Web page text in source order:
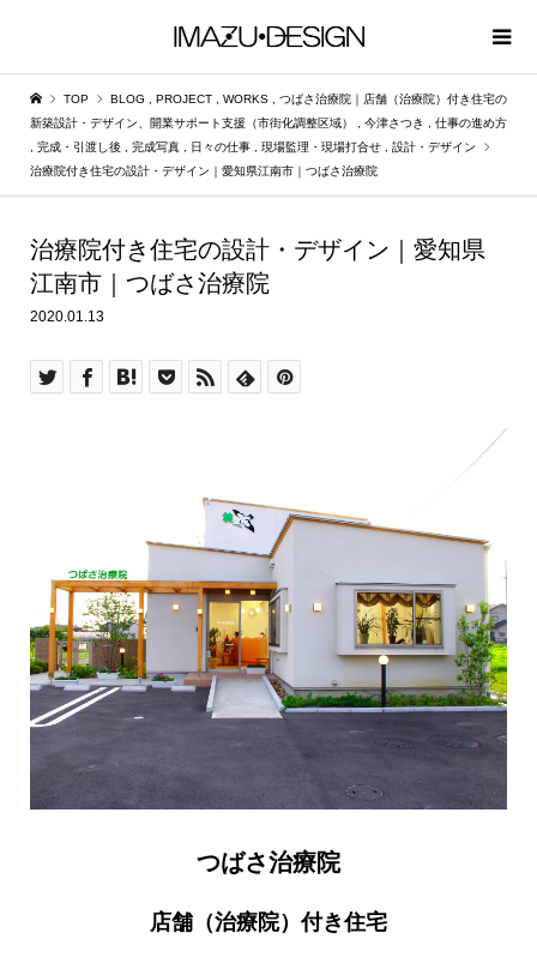
TOP BLOG PROJECT WORKS
つばさ治療院｜店舗（治療院）付き住宅の
新築設計・デザイン、開業サポート支援（市街化調整区域）
今津さつき
仕事の進め方
完成・引渡し後 完成写真 日々の仕事 現場監理・現場打合せ
設計・デザイン
治療院付き住宅の設計・デザイン｜愛知県江南市｜つばさ治療院
治療院付き住宅の設計・デザイン｜愛知県
江南市｜つばさ治療院
2020.01.13
つばさ治療院
店舗（治療院）付き住宅